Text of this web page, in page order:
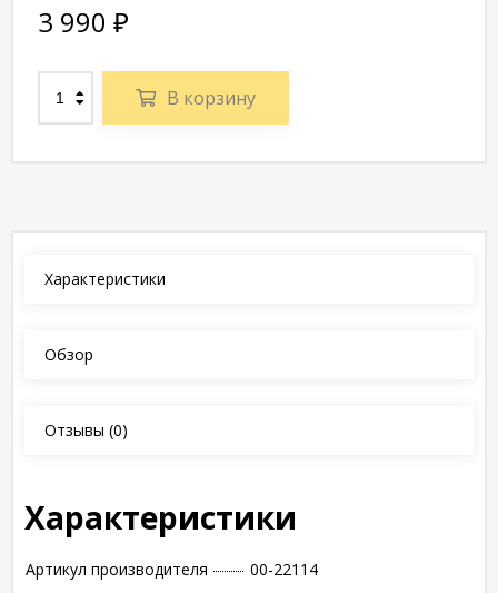
3 990 ₽
В корзину
Характеристики
Обзор
Отзывы (0)
Характеристики
Артикул производителя 00-22114